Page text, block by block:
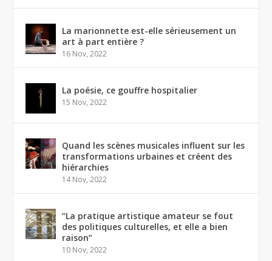
La marionnette est-elle sérieusement un
art à part entière ?
16 Nov, 2022
La poésie, ce gouffre hospitalier
15 Nov, 2022
Quand les scènes musicales influent sur les
transformations urbaines et créent des
hiérarchies
14 Nov, 2022
“La pratique artistique amateur se fout
des politiques culturelles, et elle a bien
raison”
10 Nov, 2022